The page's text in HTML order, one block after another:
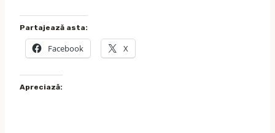
Partajează asta:
Facebook X
Apreciază: